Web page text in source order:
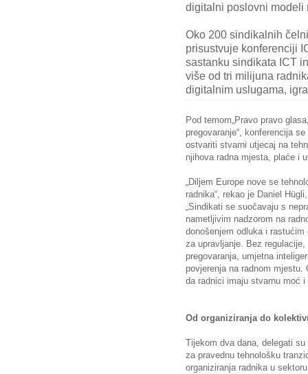
digitalni poslovni modeli
Oko 200 sindikalnih
prisustvuje konferenciji
sastanku sindikata ICT
više od tri milijuna
digitalnim uslugama,
Pod temom„Pravo pravo
pregovaranje“, konferencija
ostvariti stvarni utjecaj na
njihova radna mjesta, plaće i
„Diljem Europe nove se
radnika“, rekao je Daniel
„Sindikati se suočavaju s
nametljivim nadzorom na
donošenjem odluka i
za upravljanje. Bez
pregovaranja, umjetna
povjerenja na radnom
da radnici imaju stvarnu moć
Od organiziranja do
Tijekom dva dana, delegati
za pravednu tehnološku
organiziranja radnika u